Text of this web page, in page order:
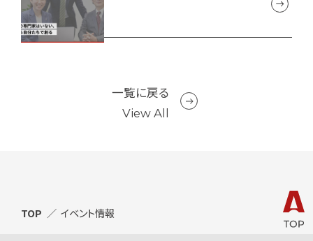
一覧に戻る
View All
TOP イベント情報